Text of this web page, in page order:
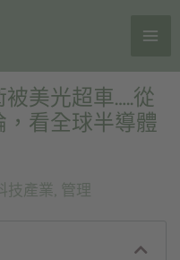
美光超車…..從
看全球半導體
技產業, 管理